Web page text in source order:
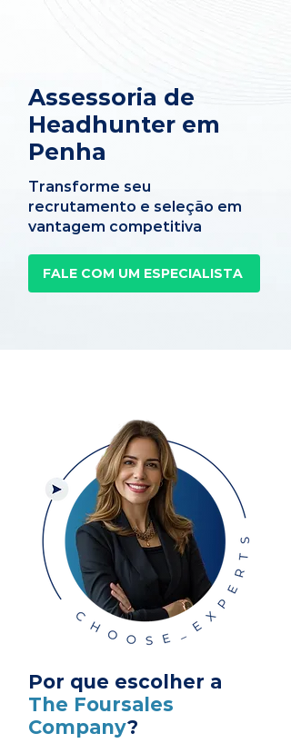
Assessoria de
Headhunter em
Penha
Transforme seu
recrutamento e seleção em
vantagem competitiva
FALE COM UM ESPECIALISTA
Por que escolher a
The Foursales
Company?